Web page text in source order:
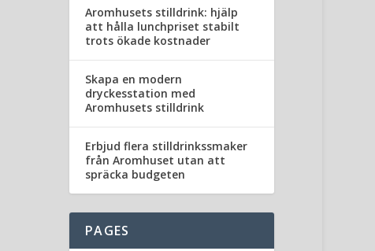
Aromhusets stilldrink: hjälp
att hålla lunchpriset stabilt
trots ökade kostnader
Skapa en modern
dryckesstation med
Aromhusets stilldrink
Erbjud flera stilldrinkssmaker
från Aromhuset utan att
spräcka budgeten
PAGES